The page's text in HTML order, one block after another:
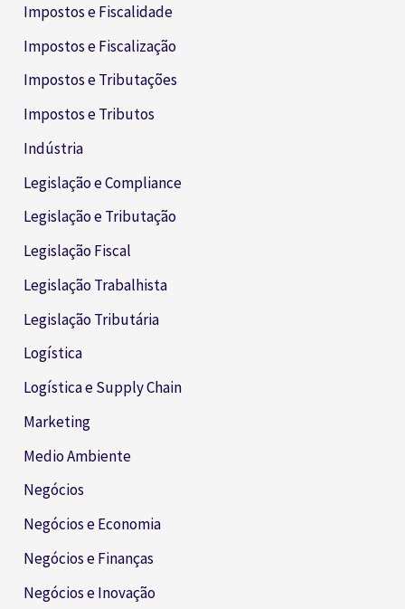
Impostos e Fiscalidade
Impostos e Fiscalização
Impostos e Tributações
Impostos e Tributos
Indústria
Legislação e Compliance
Legislação e Tributação
Legislação Fiscal
Legislação Trabalhista
Legislação Tributária
Logística
Logística e Supply Chain
Marketing
Medio Ambiente
Negócios
Negócios e Economia
Negócios e Finanças
Negócios e Inovação